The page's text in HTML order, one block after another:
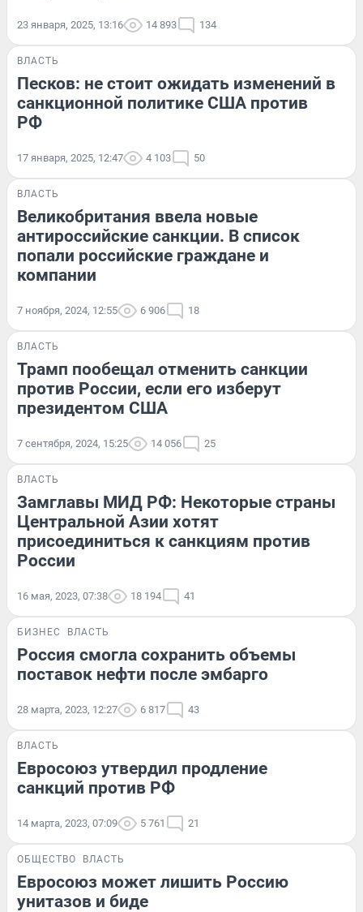
23 января, 2025, 13:16 14 893 134
ВЛАСТЬ
Песков: не стоит ожидать изменений в
санкционной политике США против
РФ
17 января, 2025, 12:47 4 103 50
ВЛАСТЬ
Великобритания ввела новые
антироссийские санкции. В список
попали российские граждане и
компании
7 ноября, 2024, 12:55 6 906 18
ВЛАСТЬ
Трамп пообещал отменить санкции
против России, если его изберут
президентом США
7 сентября, 2024, 15:25 14 056 25
ВЛАСТЬ
Замглавы МИД РФ: Некоторые страны
Центральной Азии хотят
присоединиться к санкциям против
России
16 мая, 2023, 07:38 18 194 41
БИЗНЕС ВЛАСТЬ
Россия смогла сохранить объемы
поставок нефти после эмбарго
28 марта, 2023, 12:27 6 817 43
ВЛАСТЬ
Евросоюз утвердил продление
санкций против РФ
14 марта, 2023, 07:09 5 761 21
ОБЩЕСТВО ВЛАСТЬ
Евросоюз может лишить Россию
унитазов и биде